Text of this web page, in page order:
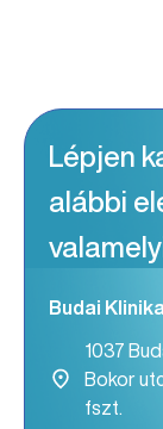
Lépjen
alábbi
Budai Klinika
1037
Bokor
fszt.